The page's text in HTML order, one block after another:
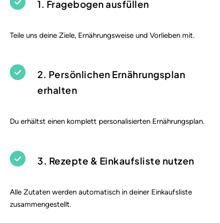
1. Fragebogen ausfüllen
Teile uns deine Ziele, Ernährungsweise und Vorlieben mit.
2. Persönlichen Ernährungsplan
erhalten
Du erhältst einen komplett personalisierten Ernährungsplan.
3. Rezepte & Einkaufsliste nutzen
Alle Zutaten werden automatisch in deiner Einkaufsliste
zusammengestellt.